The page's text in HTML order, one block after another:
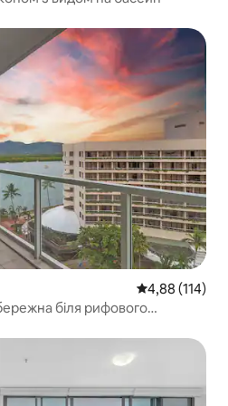
Середня
4,88 (114)
біля рифового